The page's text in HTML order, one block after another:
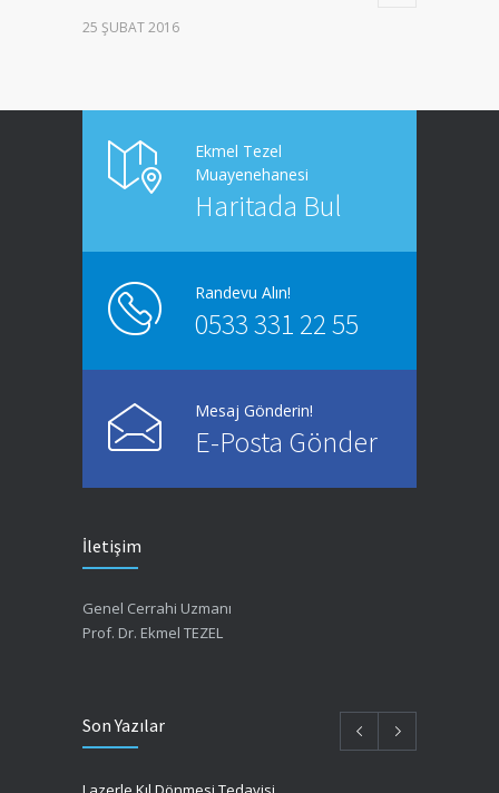
25 ŞUBAT 2016
Çıkar?
18 KASIM 2022
Evre 3 Meme Kanserinde Tedavi
Ekmel Tezel
Muayenehanesi
Haritada Bul
Randevu Alın!
0533 331 22 55
Mesaj Gönderin!
E-Posta Gönder
İletişim
Genel Cerrahi Uzmanı
Prof. Dr. Ekmel TEZEL
Son Yazılar